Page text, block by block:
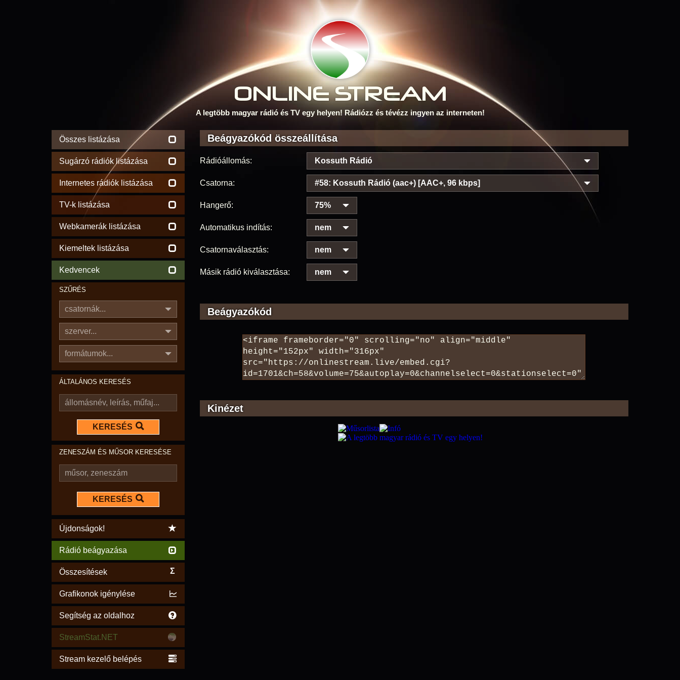
ONLINE STREAM
A legtöbb magyar rádió és TV egy helyen! Rádiózz és tévézz ingyen az interneten!
Összes listázása
Sugárzó rádiók listázása
Internetes rádiók listázása
TV-k listázása
Webkamerák listázása
Kiemeltek listázása
Kedvencek
SZŰRÉS
csatornák...
szerver...
formátumok...
ÁLTALÁNOS KERESÉS
KERESÉS
ZENESZÁM ÉS MŰSOR KERESÉSE
KERESÉS
Újdonságok!
Rádió beágyazása
Összesítések Σ
Grafikonok igénylése
Segítség az oldalhoz
StreamStat.NET
Stream kezelő belépés
Beágyazókód összeállítása
Rádióállomás: Kossuth Rádió
Csatorna: #58: Kossuth Rádió (aac+) [AAC+, 96 kbps]
Hangerő: 75%
Automatikus indítás: nem
Csatornaválasztás: nem
Másik rádió kiválasztása: nem
Beágyazókód
Kinézet